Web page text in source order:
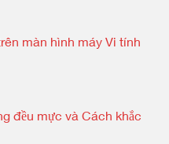
màn hình máy Vi tính
đều mực và Cách khắc